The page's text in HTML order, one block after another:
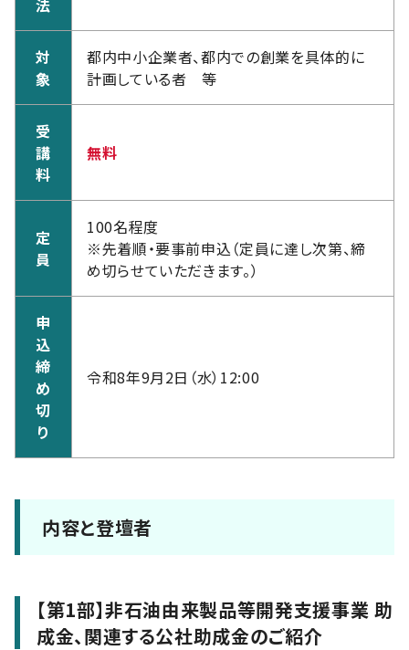
法
対
象
都内中小企業者、都内での創業を具体的に
計画している者 等
受
講
料
無料
定
員
100名程度
※先着順・要事前申込（定員に達し次第、締
め切らせていただきます。）
申
込
締
め
切
り
令和8年9月2日（水）12:00
内容と登壇者
【第1部】非石油由来製品等開発支援事業 助
成金、関連する公社助成金のご紹介